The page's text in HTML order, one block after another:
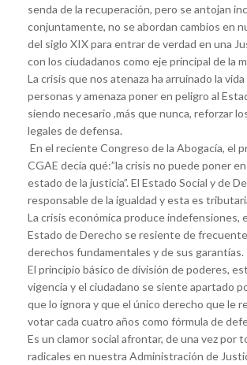
senda de la recuperación, pero se antojan
conjuntamente, no se abordan cambios en
del siglo XIX para entrar de verdad en una
con los ciudadanos como eje principal de la
La crisis que nos atenaza ha arruinado la
personas y amenaza poner en peligro al
siendo necesario ,más que nunca, reforzar
legales de defensa.
En el reciente Congreso de la Abogacía, el
CGAE decía qué:”la crisis no puede poner
estado de la justicia”. El Estado Social y de
responsable de la igualdad y esta es
La crisis económica produce indefensiones,
Estado de Derecho se resiente de
derechos fundamentales y de sus garantías.
El principio básico de división de poderes,
vigencia y el ciudadano se siente apartado
que lo ignora y que el único derecho que le
votar cada cuatro años como fórmula de
Es un clamor social afrontar, de una vez por
radicales en nuestra Administración de